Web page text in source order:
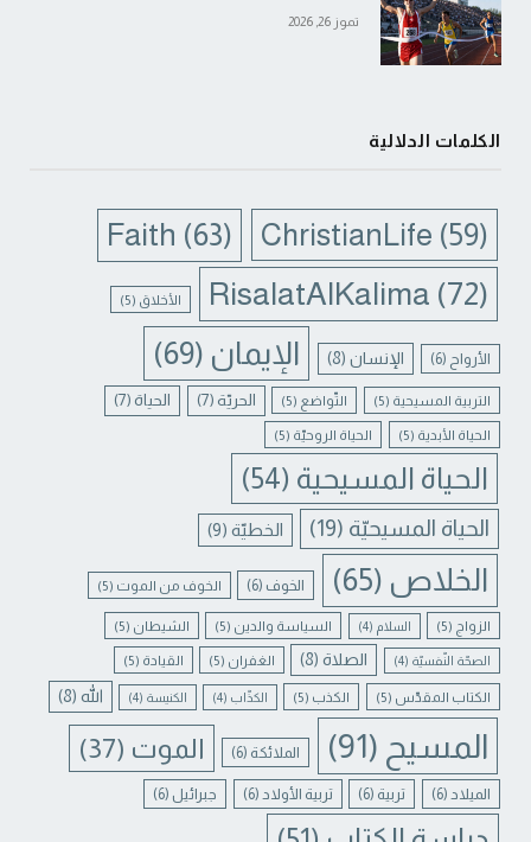
تموز 26, 2026
الكلمات الدلالية
ChristianLife (59)
Faith (63)
RisalatAlKalima (72) الأخلاق (5)
الأرواح (6) الإنسان(8) الإيمان (69)
التربية المسيحية (5) التّواضع (5) الحريّة (7) الحياة (7)
الحياة الأبدية (5) الحياة الروحيّة (5)
الحياة المسيحية (54)
الحياة المسيحيّة (19) الخطيّة (9)
الخلاص (65) الخوف (6) الخوف من الموت (5)
الزواج (5) السلام (4) السياسة والدين (5) الشيطان (5)
الصحّة النّفسيّة (4) الصلاة(8) الغفران (5) القيادة (5)
الكتاب المقدّس (5) الكذب (5) الكذّاب (4) الكنيسة (4) الله (8)
المسيح (91) الملائكة (6) الموت (37)
الميلاد (6) تربية (6) تربية الأولاد (6) جبرائيل (6)